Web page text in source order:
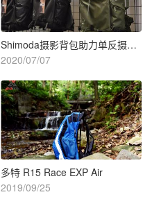
Shimoda摄影背包助力单反摄影师走遍天下
2020/07/07
多特 R15 Race EXP Air
2019/09/25